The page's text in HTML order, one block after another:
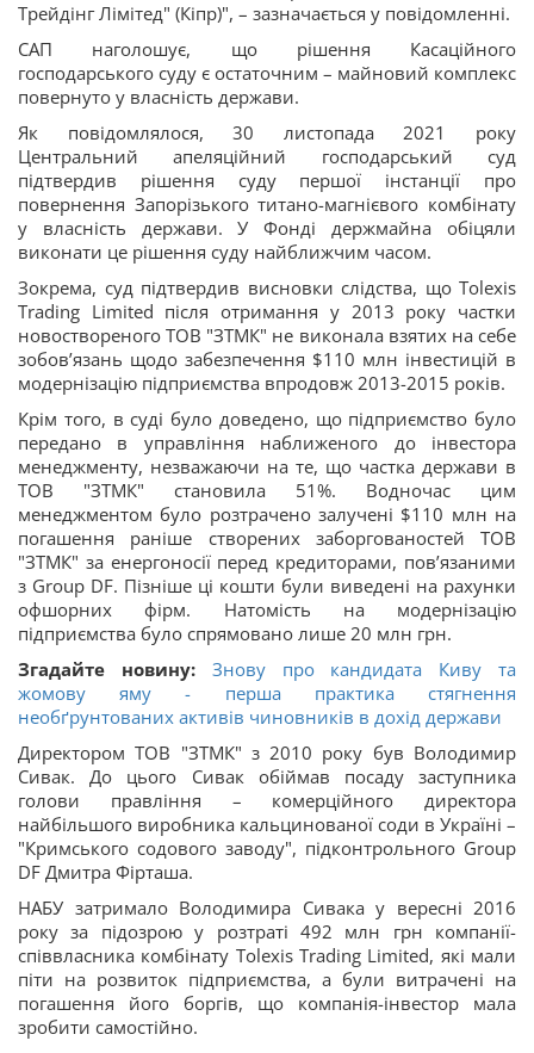
Трейдінг Лімітед" (Кіпр)", – зазначається у повідомленні.
САП наголошує, що рішення Касаційного
господарського суду є остаточним – майновий комплекс
повернуто у власність держави.
Як повідомлялося, 30 листопада 2021 року
Центральний апеляційний господарський суд
підтвердив рішення суду першої інстанції про
повернення Запорізького титано-магнієвого комбінату
у власність держави. У Фонді держмайна обіцяли
виконати це рішення суду найближчим часом.
Зокрема, суд підтвердив висновки слідства, що Tolexis
Trading Limited після отримання у 2013 року частки
новоствореного ТОВ "ЗТМК" не виконала взятих на себе
зобов’язань щодо забезпечення $110 млн інвестицій в
модернізацію підприємства впродовж 2013-2015 років.
Крім того, в суді було доведено, що підприємство було
передано в управління наближеного до інвестора
менеджменту, незважаючи на те, що частка держави в
ТОВ "ЗТМК" становила 51%. Водночас цим
менеджментом було розтрачено залучені $110 млн на
погашення раніше створених заборгованостей ТОВ
"ЗТМК" за енергоносії перед кредиторами, пов’язаними
з Group DF. Пізніше ці кошти були виведені на рахунки
офшорних фірм. Натомість на модернізацію
підприємства було спрямовано лише 20 млн грн.
Згадайте новину:
Знову про кандидата Киву та
жомову яму - перша практика стягнення
необґрунтованих активів чиновників в дохід держави
Директором ТОВ "ЗТМК" з 2010 року був Володимир
Сивак. До цього Сивак обіймав посаду заступника
голови правління – комерційного директора
найбільшого виробника кальцинованої соди в Україні –
"Кримського содового заводу", підконтрольного Group
DF Дмитра Фірташа.
НАБУ затримало Володимира Сивака у вересні 2016
року за підозрою у розтраті 492 млн грн компанії-
співвласника комбінату Tolexis Trading Limited, які мали
піти на розвиток підприємства, а були витрачені на
погашення його боргів, що компанія-інвестор мала
зробити самостійно.